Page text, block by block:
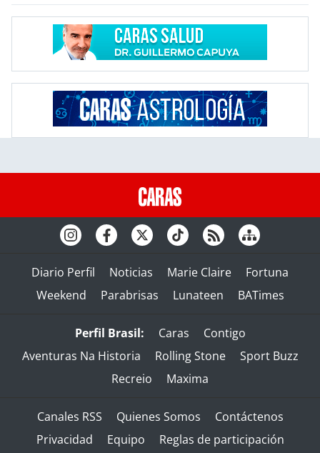
Diario Perfil Noticias Marie Claire
Fortuna
Weekend
Parabrisas Lunateen BATimes
Perfil Brasil: Caras
Contigo
Aventuras Na Historia
Rolling Stone
Sport Buzz
Recreio
Maxima
Canales RSS Quienes Somos
Contáctenos
Privacidad
Equipo Reglas de participación